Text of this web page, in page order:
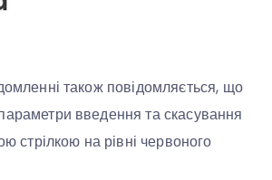
також повідомляється, що
введення та скасування
стрілкою на рівні червоного